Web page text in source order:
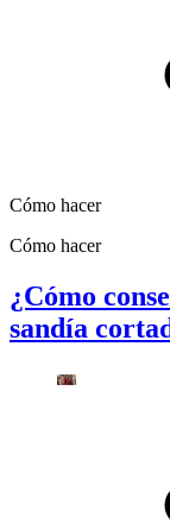
Cómo hacer
Cómo hacer
¿Cómo
sandía